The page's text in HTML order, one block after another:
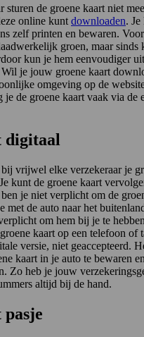
sturen de groene kaart niet
online kuntdownloaden.
zelf printen en bewaren.
groen, maar sinds
kun je hem eenvoudiger
je jouw groene kaart
omgeving op de
de groene kaart vaak via de
digitaal
vrijwel elke verzekeraar je
kunt de groene kaart
je niet verplicht om de
met de auto naar het
om hem bij je te
kaart op een telefoon of
versie, niet geaccepteerd.
kaart in je auto te bewaren
Zo heb je jouw
altijd bij de hand.
pasje